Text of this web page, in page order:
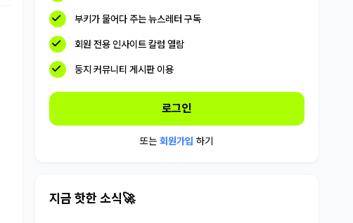
부키가 물어다 주는 뉴스레터 구독
회원 전용 인사이트 칼럼 열람
둥지 커뮤니티 게시판 이용
로그인
또는회원가입 하기
지금 핫한 소식🚀